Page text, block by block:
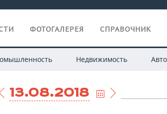
ФОТОГАЛЕРЕЯ СПРАВОЧНИК
Недвижимость Авто
13.08.2018